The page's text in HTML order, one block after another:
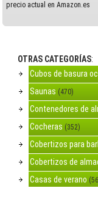
precio actual en Amazon.es
OTRAS CATEGORÍAS:
Cubos de basura
Saunas (470)
Contenedores de
Cocheras (352)
Cobertizos para
Cobertizos de
Casas de verano